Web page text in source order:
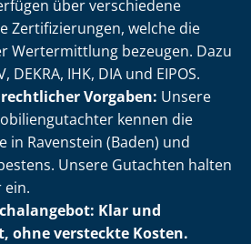
über verschiedene
Zer­ti­fi­zie­run­gen, welche die
Wertermittlung bezeugen. Dazu
DEKRA, IHK, DIA und EIPOS.
Vorgaben: Unsere
kennen die
in Ravenstein (Baden) und
Unsere Gutachten halten
ein.
Klar und
ohne versteckte Kosten.